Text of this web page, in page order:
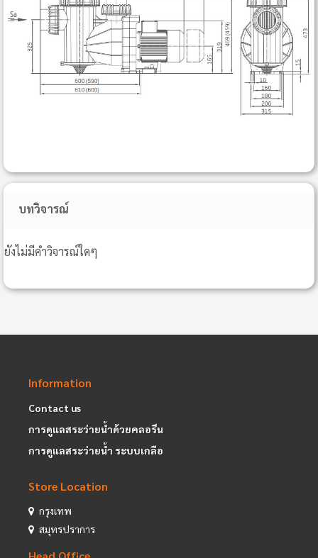
บทวิจารณ์
ยังไม่มีคำวิจารณ์ใดๆ
Information
Contact us
การดูแลสระว่ายน้ำด้วยคลอรีน
การดูแลสระว่ายน้ำ ระบบเกลือ
Store Location
กรุงเทพ
สมุทรปราการ